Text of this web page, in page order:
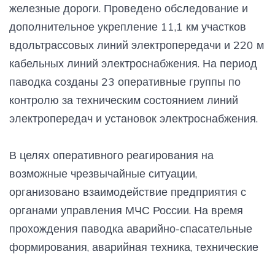
железные дороги. Проведено обследование и
дополнительное укрепление 11,1 км участков
вдольтрассовых линий электропередачи и 220 м
кабельных линий электроснабжения. На период
паводка созданы 23 оперативные группы по
контролю за техническим состоянием линий
электропередач и установок электроснабжения.
В целях оперативного реагирования на
возможные чрезвычайные ситуации,
организовано взаимодействие предприятия с
органами управления МЧС России. На время
прохождения паводка аварийно-спасательные
формирования, аварийная техника, технические